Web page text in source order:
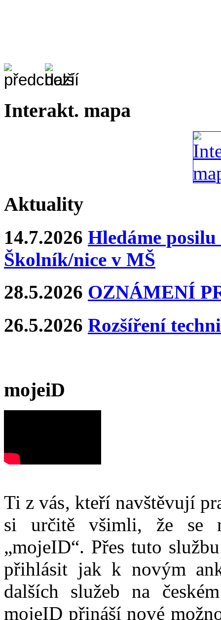
Interakt. mapa
Aktuality
14.7.2026 Hledáme
Školník/nice v MŠ
28.5.2026 OZNÁMENÍ
26.5.2026 Rozšíření
mojeiD
Ti z vás, kteří navštěvují
si určitě všimli, že se
„mojeID“. Přes tuto
přihlásit jak k novým
dalších služeb na
mojeID přináší nové